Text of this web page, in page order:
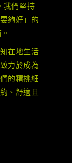
我們堅持
夠好」的
在地生活
力於成為
的精挑細
、舒適且